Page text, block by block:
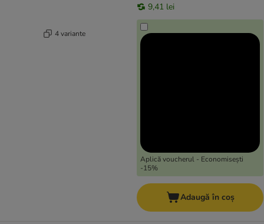
4 variante
9,41 lei
Aplică voucherul - Economisești
-15%
Adaugă în coș